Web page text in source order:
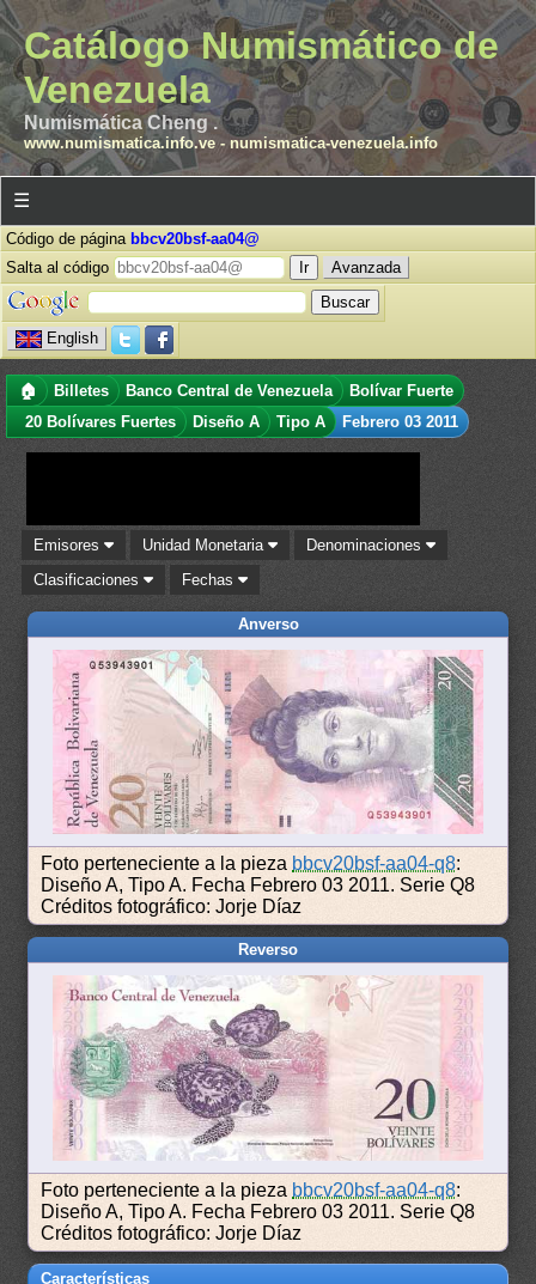
Catálogo Numismático de
Venezuela
Numismática Cheng .
www.numismatica.info.ve- numismatica-venezuela.info
☰
Código de página bbcv20bsf-aa04@
Salta al código
Avanzada
English
🏠 Billetes Banco Central de Venezuela
Bolívar Fuerte
20 Bolívares Fuertes
Diseño A Tipo A Febrero 03 2011
Emisores Unidad Monetaria
Denominaciones
Clasificaciones
Fechas
Anverso
Foto perteneciente a la pieza bbcv20bsf-aa04-q8:
Diseño A, Tipo A. Fecha Febrero 03 2011. Serie Q8
Créditos fotográfico: Jorje Díaz
Reverso
Foto perteneciente a la pieza bbcv20bsf-aa04-q8:
Diseño A, Tipo A. Fecha Febrero 03 2011. Serie Q8
Créditos fotográfico: Jorje Díaz
Características